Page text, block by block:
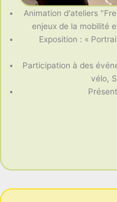
Animation d'ateliers
enjeux de la mobilité
Exposition : «
Participation à des
vélo,